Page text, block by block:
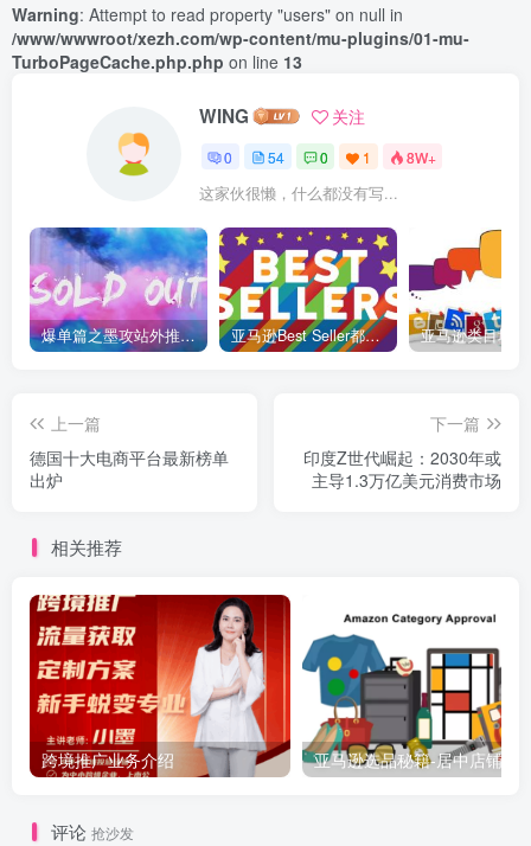
Warning: Attempt to read property "users" on null in
/www/wwwroot/xezh.com/wp-content/mu-plugins/01-mu-
TurboPageCache.php.php on line 13
WING 关注
0 54 0 1 8W+
这家伙很懒，什么都没有写...
爆单篇之墨攻站外推广神助攻！ 亚马逊Best Seller都是如何修炼的
上一篇
德国十大电商平台最新榜单
出炉
下一篇
印度Z世代崛起：2030年或
主导1.3万亿美元消费市场
相关推荐
跨境推广业务介绍
评论 抢沙发